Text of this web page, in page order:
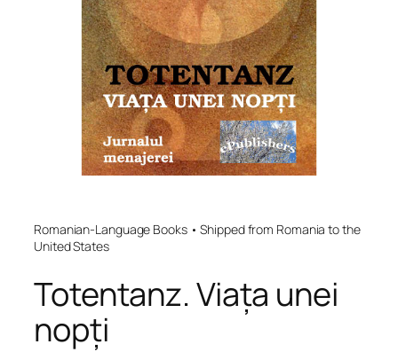
Romanian-Language Books • Shipped from Romania to the
United States
Totentanz. Viața unei
nopți